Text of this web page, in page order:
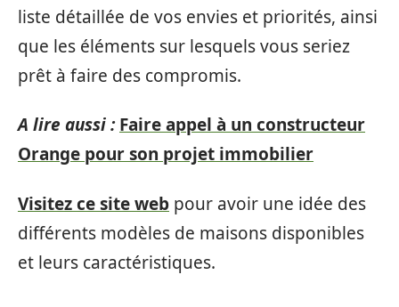
liste détaillée de vos envies et priorités, ainsi
que les éléments sur lesquels vous seriez
prêt à faire des compromis.
A lire aussi : Faire appel à un constructeur
Orange pour son projet immobilier
Visitez ce site web pour avoir une idée des
différents modèles de maisons disponibles
et leurs caractéristiques.